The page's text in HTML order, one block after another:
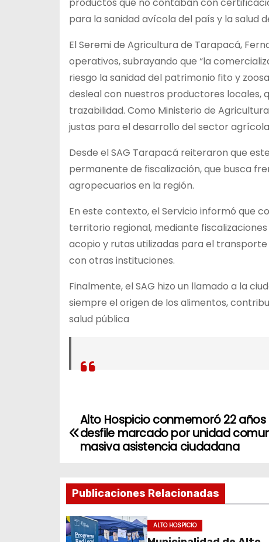
para la sanidad avícola del país y la salud
El Seremi de Agricultura de Tarapacá,
operativos, subrayando que “la
riesgo la sanidad del patrimonio fito y
desleal con nuestros productores locales,
trazabilidad. Como Ministerio de
justas para el desarrollo del sector
Desde el SAG Tarapacá reiteraron que
permanente de fiscalización, que busca
agropecuarios en la región.
En este contexto, el Servicio informó que
territorio regional, mediante
acopio y rutas utilizadas para el
con otras instituciones.
Finalmente, el SAG hizo un llamado a la
siempre el origen de los alimentos,
salud pública
N
e
g
Alto Hospicio conmemoró 22
desfile marcado por unidad
masiva asistencia ciudadana
Publicaciones Relacionadas
ALTO HOSPICIO